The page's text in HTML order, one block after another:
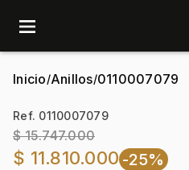
menu
Inicio/Anillos/0110007079
Ref. 0110007079
$ 15.747.000
$ 11.810.000 -25%